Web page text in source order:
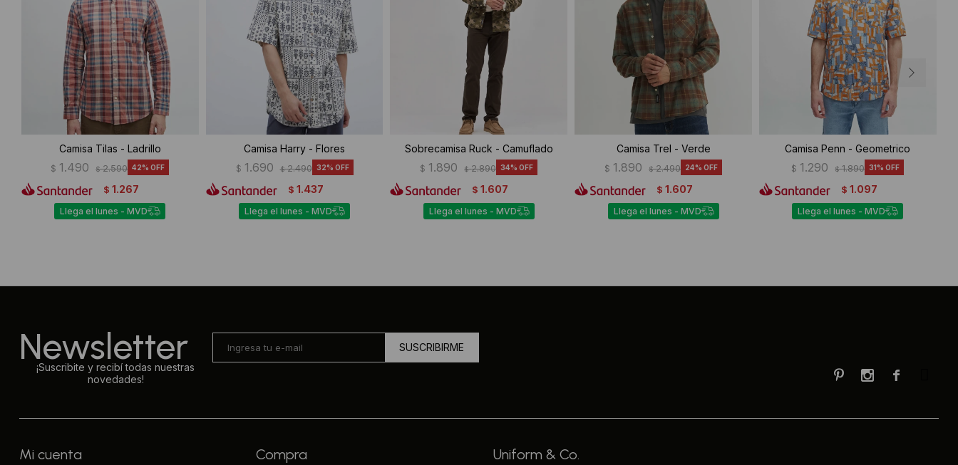
Camisa Tilas - Ladrillo
$ 1.490 $ 2.590 42
$ 1.267
Llega el lunes - MVD
Camisa Harry - Flores
$ 1.690 $ 2.490 32
$ 1.437
Llega el lunes - MVD
Sobrecamisa Ruck - Camuflado
$ 1.890 $ 2.890 34
$ 1.607
Llega el lunes - MVD
Camisa Trel - Verde
$ 1.890 $ 2.490 24
$ 1.607
Llega el lunes - MVD
Camisa Penn - Geometrico
$ 1.290 $ 1.890 31
$ 1.097
Llega el lunes - MVD
Newsletter
¡Suscribite y recibí todas nuestras
novedades!
SUSCRIBIRME

 
Mi cuenta Compra Uniform & Co.